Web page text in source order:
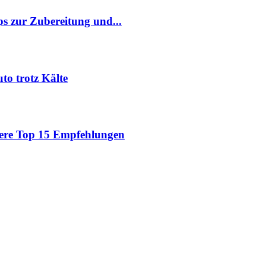
zur Zubereitung und...
trotz Kälte
Top 15 Empfehlungen